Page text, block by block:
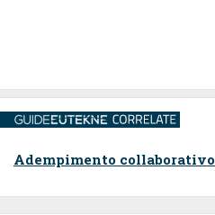
Adempimento collaborativo